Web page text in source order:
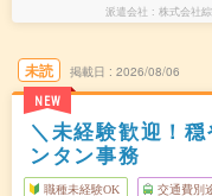
派遣会社 株式会社
未読
NEW
掲載日 2026/08/06
＼未経験歓迎！
ンタン事務
職種未経験OK 交通費別